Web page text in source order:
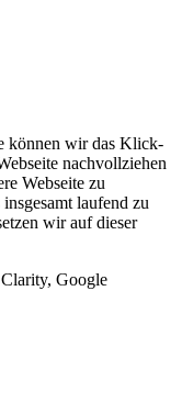
können wir das Klick-
nachvollziehen
Webseite zu
laufend zu
wir auf dieser
Google